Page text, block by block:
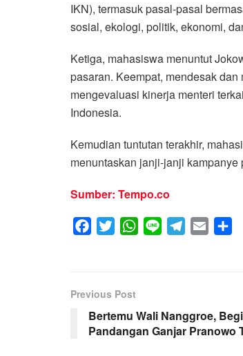
IKN), termasuk pasal-pasal
sosial, ekologi, politik, ekonomi,
Ketiga, mahasiswa menuntut
pasaran. Keempat, mendesak
mengevaluasi kinerja menteri
Indonesia.
Kemudian tuntutan terakhir,
menuntaskan janji-janji kampanye
Sumber: Tempo.co
b
o
o
t
e
r
W
A
p
r
a
Previous Post
Bertemu Wali Nanggroe,
Pandangan Ganjar Pranowo